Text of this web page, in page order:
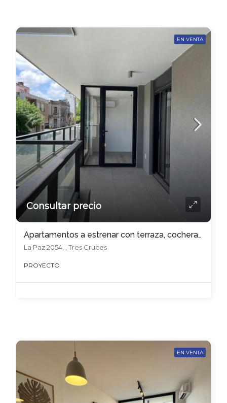
EN VENTA
Consultar precio
Apartamentos a estrenar con terraza, cochera y amenities !!
La Paz 2054, , Tres Cruces
PROYECTO
EN VENTA